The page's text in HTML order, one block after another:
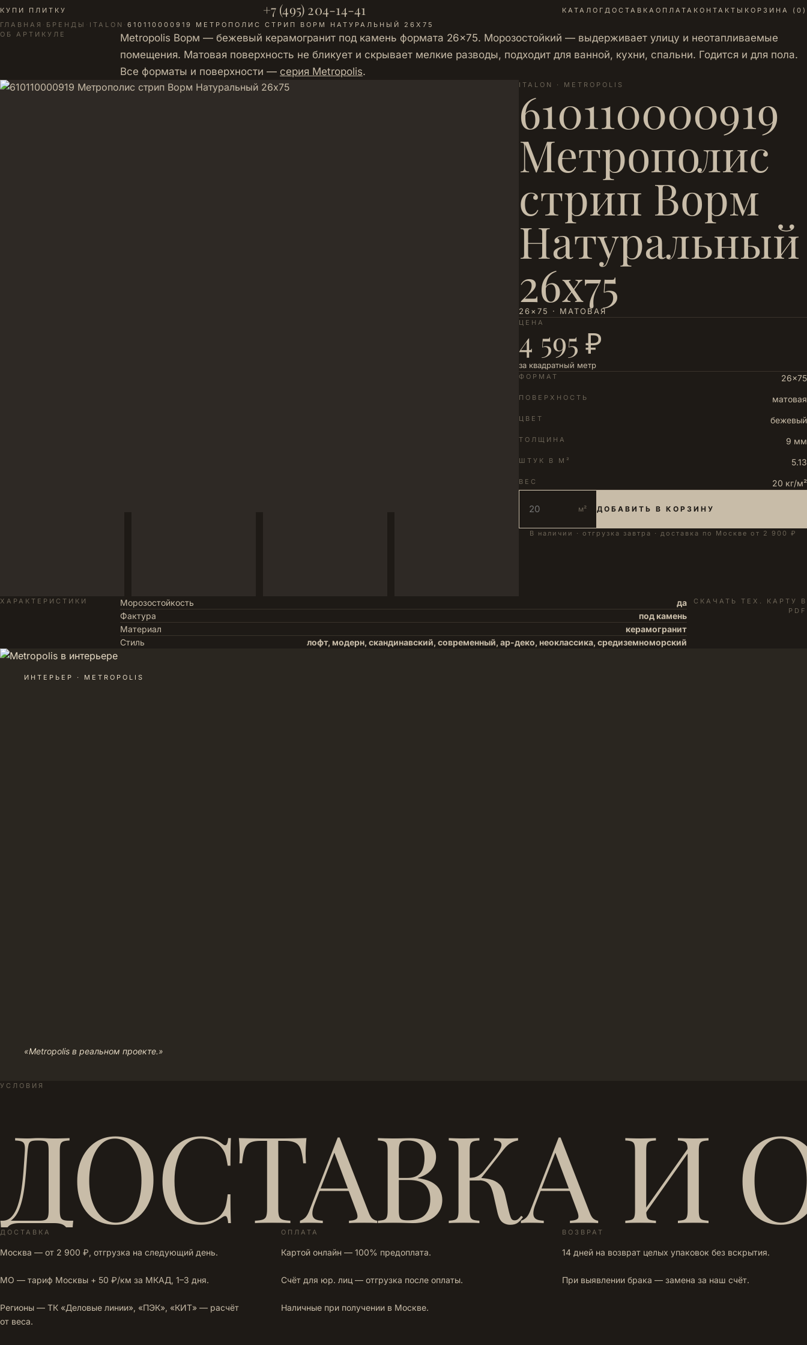
КУПИ ПЛИТКУ +7 (495) 204-14-41 КАТАЛОГ ДОСТАВКА ОПЛАТА КОНТАКТЫ КОРЗИНА ( 0 )
ГЛАВНАЯ · БРЕНДЫ · ITALON · 610110000919 МЕТРОПОЛИС СТРИП ВОРМ НАТУРАЛЬНЫЙ 26Х75
ОБ АРТИКУЛЕ
Metropolis Ворм — бежевый керамогранит под камень формата 26×75. Морозостойкий — выдерживает улицу и неотапливаемые
помещения. Матовая поверхность не бликует и скрывает мелкие разводы, подходит для ванной, кухни, спальни. Годится и для пола.
Все форматы и поверхности — серия Metropolis.
ITALON · METROPOLIS
610110000919
Метрополис
стрип Ворм
Натуральный
26х75
26×75 · МАТОВАЯ
ЦЕНА
4 595 ₽
за квадратный метр
ФОРМАТ 26×75
ПОВЕРХНОСТЬ матовая
ЦВЕТ бежевый
ТОЛЩИНА 9 мм
ШТУК В М² 5.13
ВЕС 20 кг/м²
м² ДОБАВИТЬ В КОРЗИНУ
В наличии · отгрузка завтра · доставка по Москве от 2 900 ₽
ХАРАКТЕРИСТИКИ Морозостойкость
да
Фактура
под камень
Материал
керамогранит
Стиль
лофт, модерн, скандинавский, современный, ар-деко, неоклассика, средиземноморский
СКАЧАТЬ ТЕХ. КАРТУ В
PDF
ИНТЕРЬЕР · METROPOLIS
«Metropolis в реальном проекте.»
УСЛОВИЯ
ДОСТАВКА И
ДОСТАВКА
Москва — от 2 900 ₽, отгрузка на следующий день.
МО — тариф Москвы + 50 ₽/км за МКАД, 1–3 дня.
Регионы — ТК «Деловые линии», «ПЭК», «КИТ» — расчёт
от веса.
ОПЛАТА
Картой онлайн — 100% предоплата.
Счёт для юр. лиц — отгрузка после оплаты.
Наличные при получении в Москве.
ВОЗВРАТ
14 дней на возврат целых упаковок без вскрытия.
При выявлении брака — замена за наш счёт.